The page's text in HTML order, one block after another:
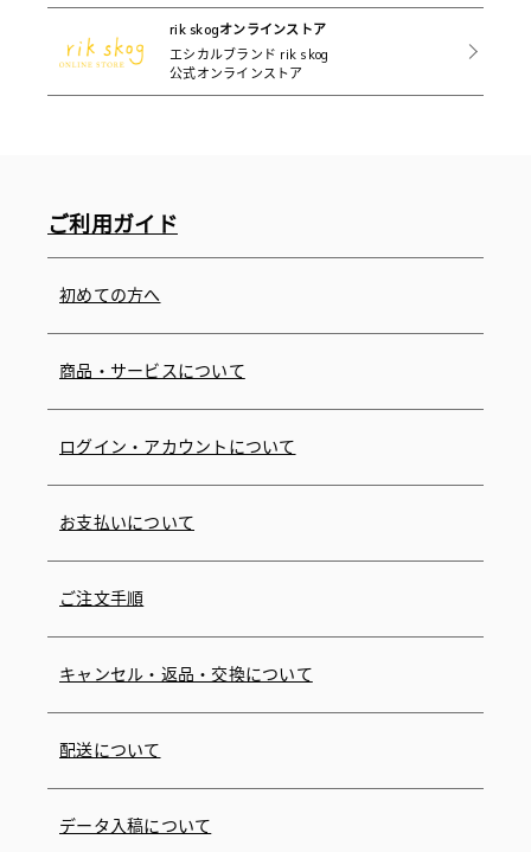
rik skogオンラインストア
エシカルブランド rik skog
公式オンラインストア
ご利用ガイド
初めての方へ
商品・サービスについて
ログイン・アカウントについて
お支払いについて
ご注文手順
キャンセル・返品・交換について
配送について
データ入稿について